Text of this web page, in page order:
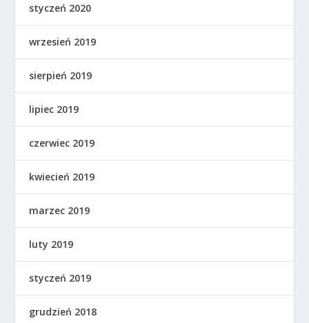
styczeń 2020
wrzesień 2019
sierpień 2019
lipiec 2019
czerwiec 2019
kwiecień 2019
marzec 2019
luty 2019
styczeń 2019
grudzień 2018